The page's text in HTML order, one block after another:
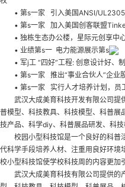
• 第s一家 引入美国ANSI/
• 第s一家 加入美国创客联盟
• 独栋生态办公楼，星际元创享中
• 业绩第s一 电力能源展示第s
• 军j工 “四好”工程: 创意设计好、
• 第s一家 推出“事业合伙人”企业
• 第s一家 实行人才培养计划，员
武汉大成美育科技开发有限公司提
普模型、科技教具、科技模型、科普
技产品、科学diy、科普展品研发、科技
校园小型科技馆是一个良好的科普
代科学手段培养人材、注重用良好环
校小型科技馆使学校科技周的内容更加
武汉大成美育科技有限公司提供的